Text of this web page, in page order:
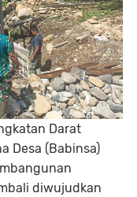
Darat
Desa (Babinsa)
diwujudkan